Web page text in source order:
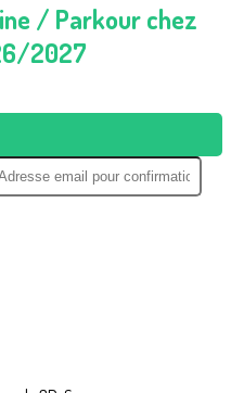
/ Parkour chez
2027